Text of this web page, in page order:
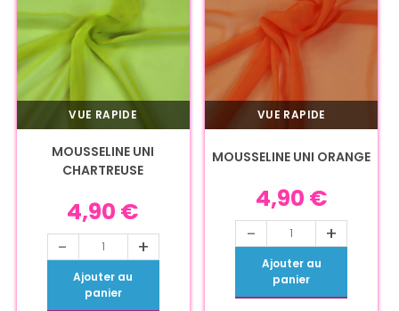
VUE RAPIDE
MOUSSELINE UNI
CHARTREUSE
4,90 €
- +
Ajouter au
panier
VUE RAPIDE
MOUSSELINE UNI ORANGE
4,90 €
- +
Ajouter au
panier